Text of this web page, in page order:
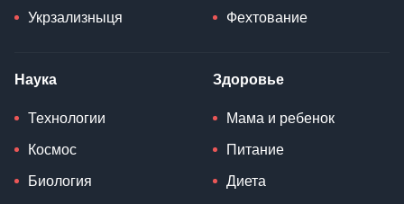
Укрзализныця Фехтование
Наука
Технологии
Космос
Биология
Здоровье
Мама и ребенок
Питание
Диета